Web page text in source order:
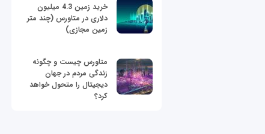
خرید زمین 4.3 میلیون
دلاری در متاورس (چند متر
زمین مجازی)
متاورس چیست و چگونه
زندگی مردم در جهان
دیجیتال را متحول خواهد
کرد؟